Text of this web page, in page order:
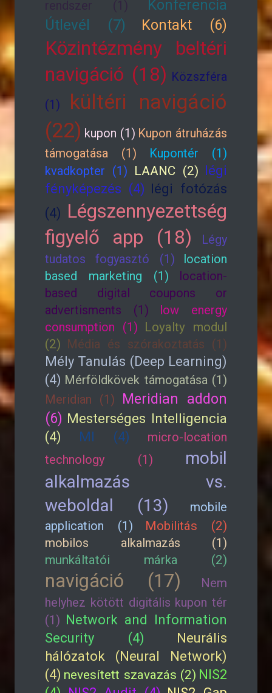
rendszer (1)
Konferencia
Útlevél (7)
Kontakt (6)
Közintézmény beltéri
navigáció (18) Közszféra
(1)
kültéri navigáció
(22) kupon (1) Kupon átruházás
támogatása (1)
Kupontér (1)
kvadkopter (1) LAANC (2) légi
fényképezés (4) légi fotózás
(4) Légszennyezettség
figyelő app (18)
Légy
tudatos fogyasztó (1)
location
based marketing (1)
location-
based digital coupons or
advertisments (1)
low energy
consumption (1) Loyalty modul
(2) Média és szórakoztatás (1)
Mély Tanulás (Deep Learning)
(4) Mérföldkövek támogatása (1)
Meridian (1)
Meridian addon
(6) Mesterséges Intelligencia
(4)
MI (4)
micro-location
technology (1)
mobil
alkalmazás vs.
weboldal (13)
mobile
application (1)
Mobilitás (2)
mobilos alkalmazás (1)
munkáltatói márka (2)
navigáció (17)
Nem
helyhez kötött digitális kupon tér
(1) Network and Information
Security (4)
Neurális
hálózatok (Neural Network)
(4) nevesített szavazás (2) NIS2